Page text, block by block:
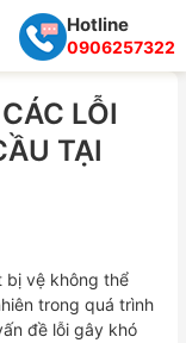
Hotline
0906257322
LỖI
TẠI
bị vệ không thể
trong quá trình
đề lỗi gây khó